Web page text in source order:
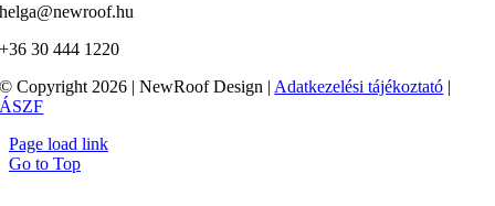
helga@newroof.hu
+36 30 444 1220
© Copyright 2026 | NewRoof Design | Adatkezelési tájékoztató |
ÁSZF
Page load link
Go to Top